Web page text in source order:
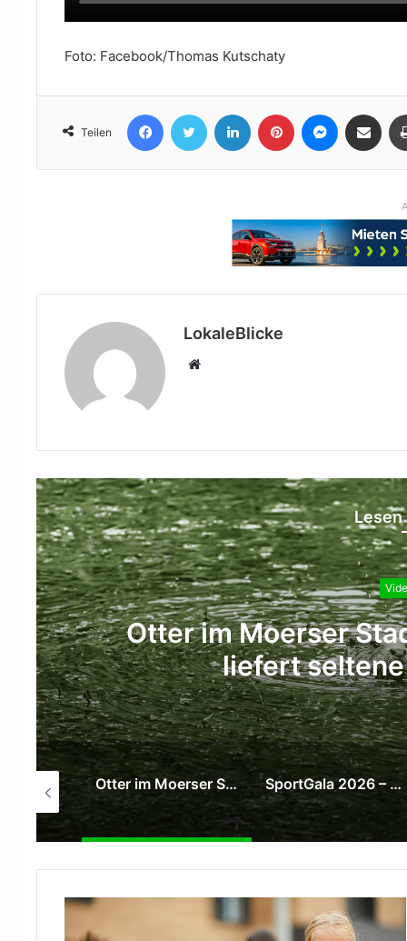
Foto: Facebook/Thomas Kutschaty
Teilen
FacebookTwitter LinkedIn Pinterest Messenger
Teile per E-Mail
LokaleBlicke
Webseite
Lesen
SportGala 2026 –
Otter im Moerser Stadtpark gesichtet – Leser liefert seltene Videoaufnahme SportGala 2026 – Der große Abend des Sports Köln Bonn Airport Iftar 2026 – Ein Abend der Begegnung und Gemeinschaft